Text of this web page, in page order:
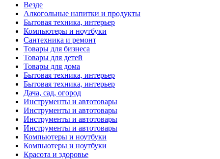
Везде
Алкогольные напитки и продукты
Бытовая техника, интерьер
Компьютеры и ноутбуки
Сантехника и ремонт
Товары для бизнеса
Товары для детей
Товары для дома
Бытовая техника, интерьер
Бытовая техника, интерьер
Дача, сад, огород
Инструменты и автотовары
Инструменты и автотовары
Инструменты и автотовары
Инструменты и автотовары
Компьютеры и ноутбуки
Компьютеры и ноутбуки
Красота и здоровье